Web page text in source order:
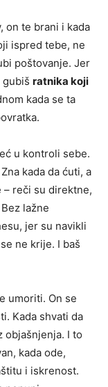
on te brani i kada
ispred tebe, ne
poštovanje. Jer
gubiš ratnika koji
kada se ta
u kontroli sebe.
kada da ćuti, a
– reči su direktne,
lažne
jer su navikli
ne krije. I baš
umoriti. On se
Kada shvati da
objašnjenja. I to
kada ode,
i iskrenost.